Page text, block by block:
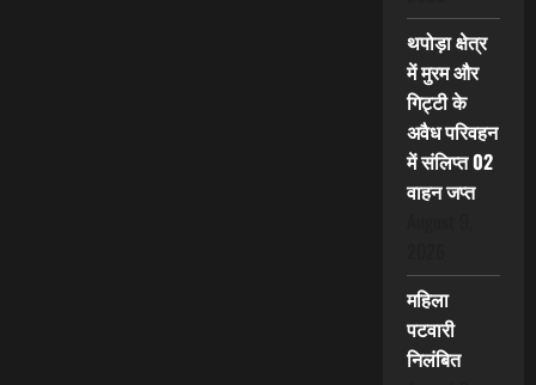
थपोड़ा क्षेत्र
में मुरम और
गिट्टी के
अवैध परिवहन
में संलिप्त 02
वाहन जप्त
महिला
पटवारी
निलंबित